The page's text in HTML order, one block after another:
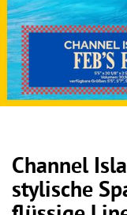
Channel
stylische